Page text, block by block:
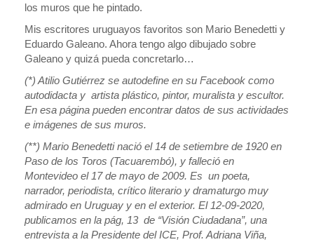
los muros que he pintado.
Mis escritores uruguayos favoritos son Mario Benedetti y
Eduardo Galeano. Ahora tengo algo dibujado sobre
Galeano y quizá pueda concretarlo…
(*) Atilio Gutiérrez se autodefine en su Facebook como
autodidacta y artista plástico, pintor, muralista y escultor.
En esa página pueden encontrar datos de sus actividades
e imágenes de sus muros.
(**) Mario Benedetti nació el 14 de setiembre de 1920 en
Paso de los Toros (Tacuarembó), y falleció en
Montevideo el 17 de mayo de 2009. Es un poeta,
narrador, periodista, crítico literario y dramaturgo muy
admirado en Uruguay y en el exterior. El 12-09-2020,
publicamos en la pág, 13 de “Visión Ciudadana”, una
entrevista a la Presidente del ICE, Prof. Adriana Viña,